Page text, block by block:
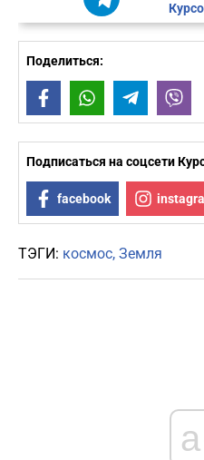
Поделиться:
FacebookWhatsAppTelegram
Подписаться на соцсети
facebook
ТЭГИ: космос Земля